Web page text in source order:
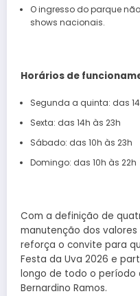
O ingresso do parque
shows nacionais.
Horários de
Segunda a quinta: das
Sexta: das 14h às 23h
Sábado: das 10h às 23h
Domingo: das 10h às 22h
Com a definição de
manutenção dos
reforça o convite para
Festa da Uva 2026 e
longo de todo o período
Bernardino Ramos.